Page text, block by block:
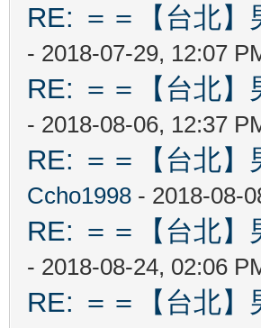
RE: ＝＝【台北
- 2018-07-29, 12:07
RE: ＝＝【台北
- 2018-08-06, 12:37
RE: ＝＝【台北
Ccho1998 - 2018-08-
RE: ＝＝【台北
- 2018-08-24, 02:06
RE: ＝＝【台北